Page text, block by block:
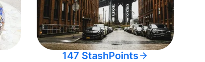
147 StashPoints